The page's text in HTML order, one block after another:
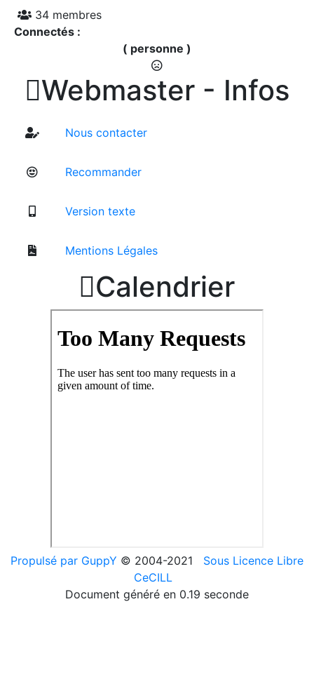
34 membres
Connectés :
( personne )
Webmaster - Infos
Nous contacter
Recommander
Version texte
Mentions Légales
Calendrier
Propulsé par GuppY © 2004-2021
Sous Licence Libre
CeCILL
Document généré en 0.19 seconde